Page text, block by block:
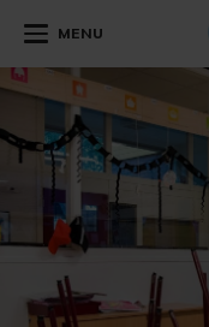
MENU